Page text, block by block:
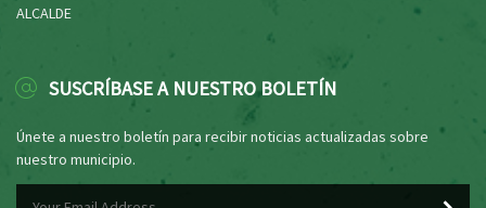
ALCALDE
SUSCRÍBASE A NUESTRO BOLETÍN
Únete a nuestro boletín para recibir noticias actualizadas sobre
nuestro municipio.